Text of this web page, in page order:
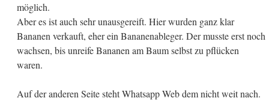
möglich.
Aber es ist auch sehr unausgereift. Hier wurden ganz klar
Bananen verkauft, eher ein Bananenableger. Der musste erst noch
wachsen, bis unreife Bananen am Baum selbst zu pflücken
waren.
Auf der anderen Seite steht Whatsapp Web dem nicht weit nach.